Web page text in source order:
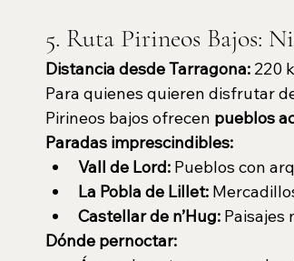
5. Ruta Pirineos Bajos:
Distancia desde Tarragona: 220
Para quienes quieren disfrutar
Pirineos bajos ofrecen pueblos
Paradas imprescindibles:
Vall de Lord: Pueblos con
La Pobla de Lillet:
Castellar de n’Hug: Paisajes
Dónde pernoctar: